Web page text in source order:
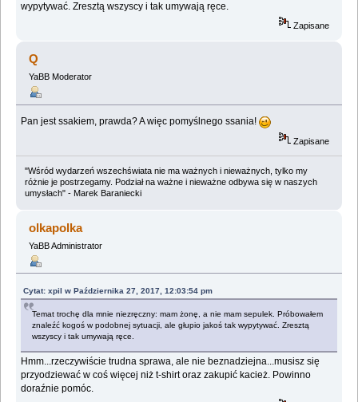
wypytywać. Zresztą wszyscy i tak umywają ręce.
Zapisane
Q
YaBB Moderator
Pan jest ssakiem, prawda? A więc pomyślnego ssania!
Zapisane
"Wśród wydarzeń wszechświata nie ma ważnych i nieważnych, tylko my
różnie je postrzegamy. Podział na ważne i nieważne odbywa się w naszych
umysłach" - Marek Baraniecki
olkapolka
YaBB Administrator
Cytat: xpil w Października 27, 2017, 12:03:54 pm
Temat trochę dla mnie niezręczny: mam żonę, a nie mam sepulek. Próbowałem
znaleźć kogoś w podobnej sytuacji, ale głupio jakoś tak wypytywać. Zresztą
wszyscy i tak umywają ręce.
Hmm...rzeczywiście trudna sprawa, ale nie beznadziejna...musisz się
przyodziewać w coś więcej niż t-shirt oraz zakupić kacież. Powinno
doraźnie pomóc.